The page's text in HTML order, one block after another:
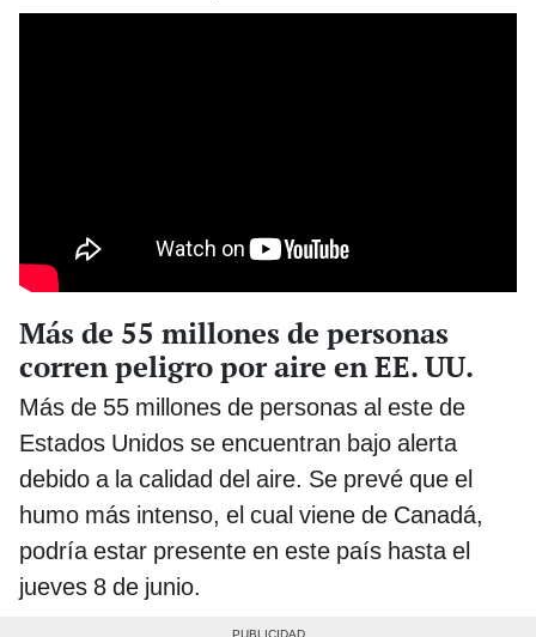
Más de 55 millones de personas
corren peligro por aire en EE. UU.
Más de 55 millones de personas al este de
Estados Unidos se encuentran bajo alerta
debido a la calidad del aire. Se prevé que el
humo más intenso, el cual viene de Canadá,
podría estar presente en este país hasta el
jueves 8 de junio.